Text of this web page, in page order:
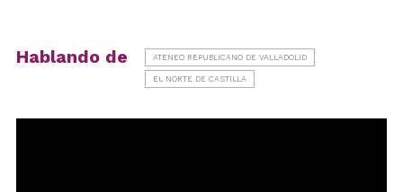
Hablando de ATENEO REPUBLICANO DE VALLADOLID
EL NORTE DE CASTILLA